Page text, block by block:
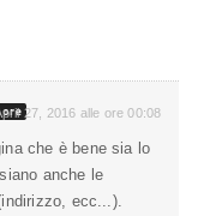
27, 2016 alle ore 00:08
che è bene sia lo
anche le
ecc...).